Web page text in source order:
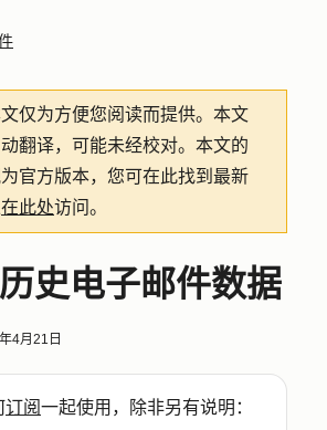
仅为方便您阅读而提供。 本文
翻译，可能未经校对。本文的
官方版本，您可在此找到最新
在此处访问。
史电子邮件数据
4月21日
订阅一起使用，除非另有说明：